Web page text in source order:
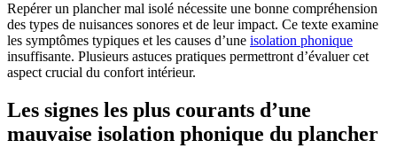
Repérer un plancher mal isolé nécessite une bonne compréhension
des types de nuisances sonores et de leur impact. Ce texte examine
les symptômes typiques et les causes d’une isolation phonique
insuffisante. Plusieurs astuces pratiques permettront d’évaluer cet
aspect crucial du confort intérieur.
Les signes les plus courants d’une
mauvaise isolation phonique du plancher